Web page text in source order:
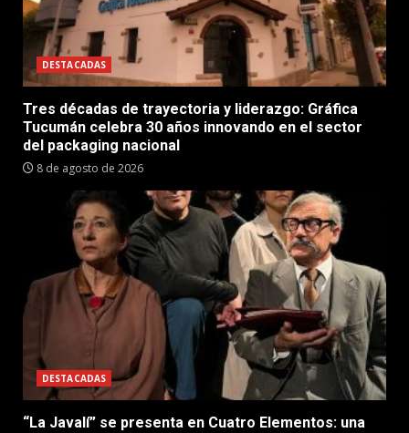
DESTACADAS
Tres décadas de trayectoria y liderazgo: Gráfica
Tucumán celebra 30 años innovando en el sector
del packaging nacional
8 de agosto de 2026
DESTACADAS
“La Javalí” se presenta en Cuatro Elementos: una